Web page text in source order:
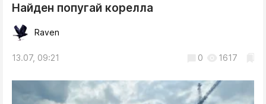
Найден попугай корелла
Raven
13.07, 09:21 0 1617